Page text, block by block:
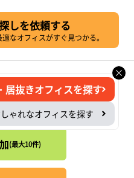
しを依頼する
なオフィスがすぐ見つかる。
居抜きオフィスを探す
ゃれなオフィスを探す
(最大10件)